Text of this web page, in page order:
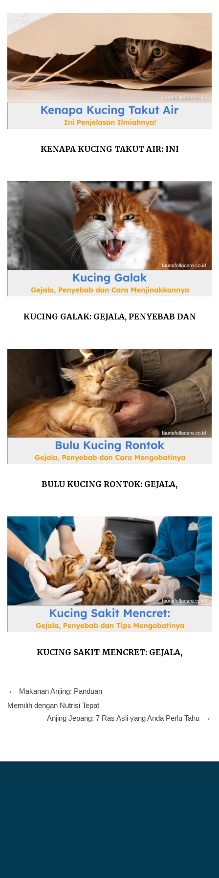
KENAPA KUCING TAKUT AIR: INI
PENJELASAN ILMIAHNYA!
KUCING GALAK: GEJALA, PENYEBAB DAN
BULU KUCING RONTOK: GEJALA,
KUCING SAKIT MENCRET: GEJALA,
Makanan Anjing: Panduan
Memilih dengan Nutrisi Tepat
Anjing Jepang: 7 Ras Asli yang Anda Perlu Tahu